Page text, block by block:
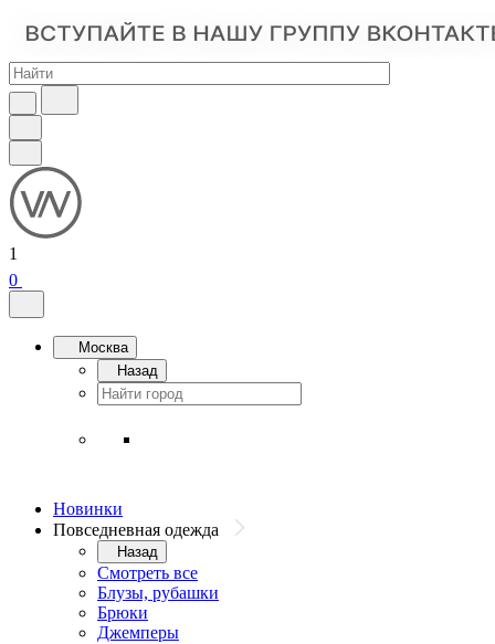
1
0
Москва
Назад
Новинки
Повседневная одежда
Назад
Смотреть все
Блузы, рубашки
Брюки
Джемперы